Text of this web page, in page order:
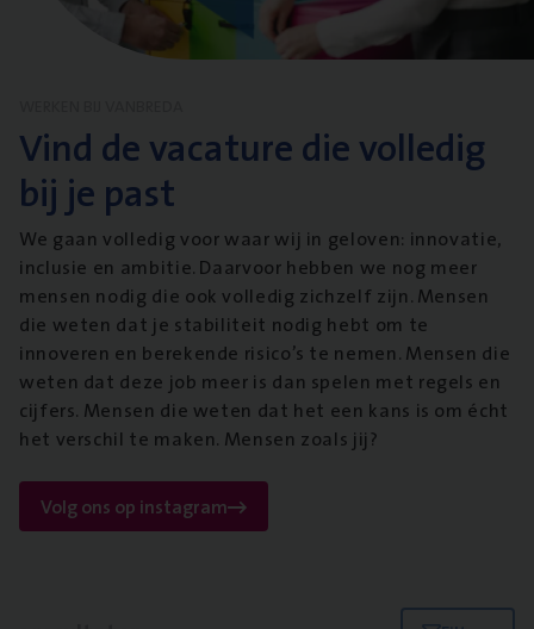
Vind de vacature die volledig
bij je past
We gaan volledig voor waar wij in geloven: innovatie,
inclusie en ambitie. Daarvoor hebben we nog meer
mensen nodig die ook volledig zichzelf zijn. Mensen
die weten dat je stabiliteit nodig hebt om te
innoveren en berekende risico’s te nemen. Mensen die
weten dat deze job meer is dan spelen met regels en
cijfers. Mensen die weten dat het een kans is om écht
het verschil te maken. Mensen zoals jij?
Volg ons op instagram